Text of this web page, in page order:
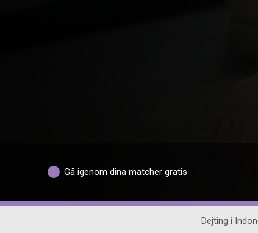
Gå igenom dina matcher gratis
Dejting i